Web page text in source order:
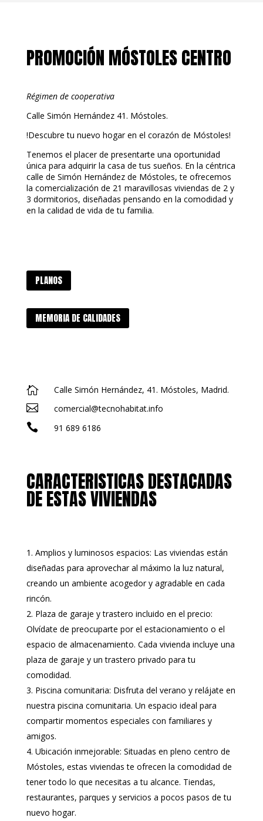
t
PROMOCIÓN MÓSTOLES CENTRO
Régimen de cooperativa
Calle Simón Hernández 41. Móstoles.
!Descubre tu nuevo hogar en el corazón de Móstoles!
Tenemos el placer de presentarte una oportunidad
única para adquirir la casa de tus sueños. En la céntrica
calle de Simón Hernández de Móstoles, te ofrecemos
la comercialización de 21 maravillosas viviendas de 2 y
3 dormitorios, diseñadas pensando en la comodidad y
en la calidad de vida de tu familia.
PLANOS
MEMORIA DE CALIDADES
 Calle Simón Hernández, 41. Móstoles, Madrid.
 comercial@tecnohabitat.info
 91 689 6186
CARACTERISTICAS DESTACADAS
DE ESTAS VIVIENDAS
Amplios y luminosos espacios: Las viviendas están
diseñadas para aprovechar al máximo la luz natural,
creando un ambiente acogedor y agradable en cada
rincón.
Plaza de garaje y trastero incluido en el precio:
Olvídate de preocuparte por el estacionamiento o el
espacio de almacenamiento. Cada vivienda incluye una
plaza de garaje y un trastero privado para tu
comodidad.
Piscina comunitaria: Disfruta del verano y relájate en
nuestra piscina comunitaria. Un espacio ideal para
compartir momentos especiales con familiares y
amigos.
Ubicación inmejorable: Situadas en pleno centro de
Móstoles, estas viviendas te ofrecen la comodidad de
tener todo lo que necesitas a tu alcance. Tiendas,
restaurantes, parques y servicios a pocos pasos de tu
nuevo hogar.